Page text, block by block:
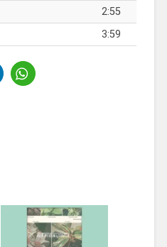
2:55
3:59